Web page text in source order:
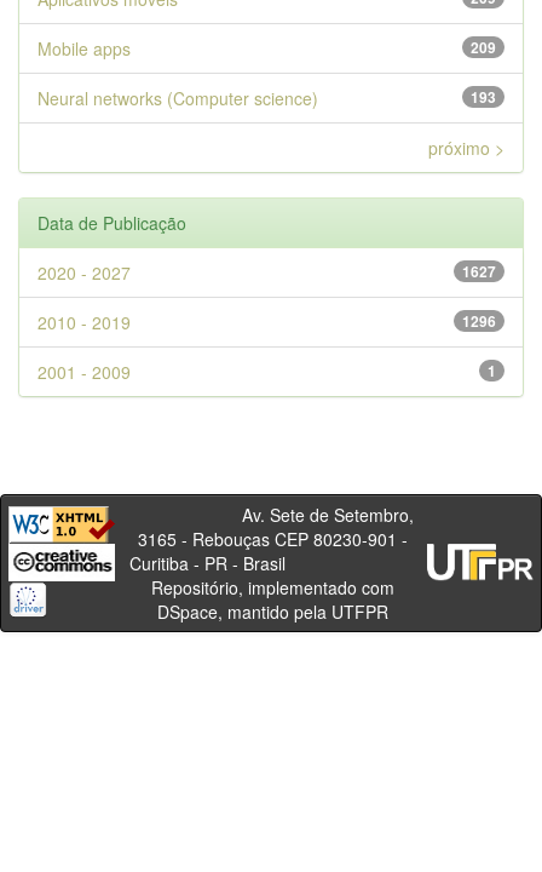
209
Mobile apps
193
Neural networks (Computer science)
próximo >
Data de Publicação
1627
2020 - 2027
1296
2010 - 2019
1
2001 - 2009
Av. Sete de Setembro,
3165 - Rebouças CEP 80230-901 -
Curitiba - PR - Brasil
Repositório, implementado com
DSpace, mantido pela UTFPR